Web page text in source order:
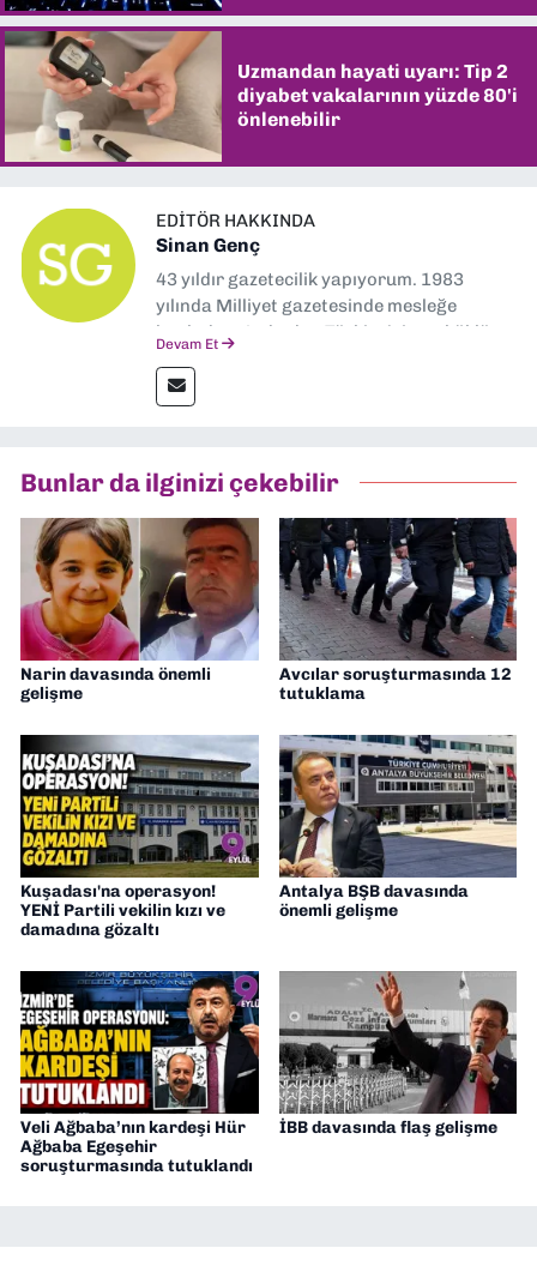
Uzmandan hayati uyarı: Tip 2
diyabet vakalarının yüzde 80'i
önlenebilir
EDITÖR HAKKINDA
Sinan Genç
43 yıldır gazetecilik yapıyorum. 1983
yılında Milliyet gazetesinde mesleğe
başladım. Ardından Türkiye’nin en köklü
muhabir, editör, müdür yardımcısı ve spor
müdürü olarak görev yaptım. Ayrıca Yeni
Gazetesi'nde editörlük yapıyorum
Devam Et
Bunlar da ilginizi çekebilir
Narin davasında önemli
gelişme
Avcılar soruşturmasında 12
tutuklama
Kuşadası'na operasyon!
YENİ Partili vekilin kızı ve
damadına gözaltı
Antalya BŞB davasında
önemli gelişme
Veli Ağbaba’nın kardeşi Hür
Ağbaba Egeşehir
soruşturmasında tutuklandı
İBB davasında flaş gelişme